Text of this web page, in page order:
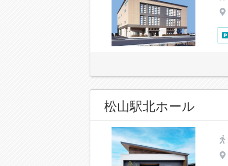
松山駅北ホール